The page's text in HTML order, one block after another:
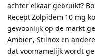
achter elkaar gebruikt?
Recept Zolpidem 10 mg
gewoonlijk op de markt
Ambien, Stilnox en
dat voornamelijk wordt